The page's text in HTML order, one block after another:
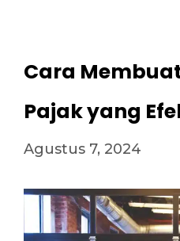
Cara
Pajak yang
Agustus 7, 2024